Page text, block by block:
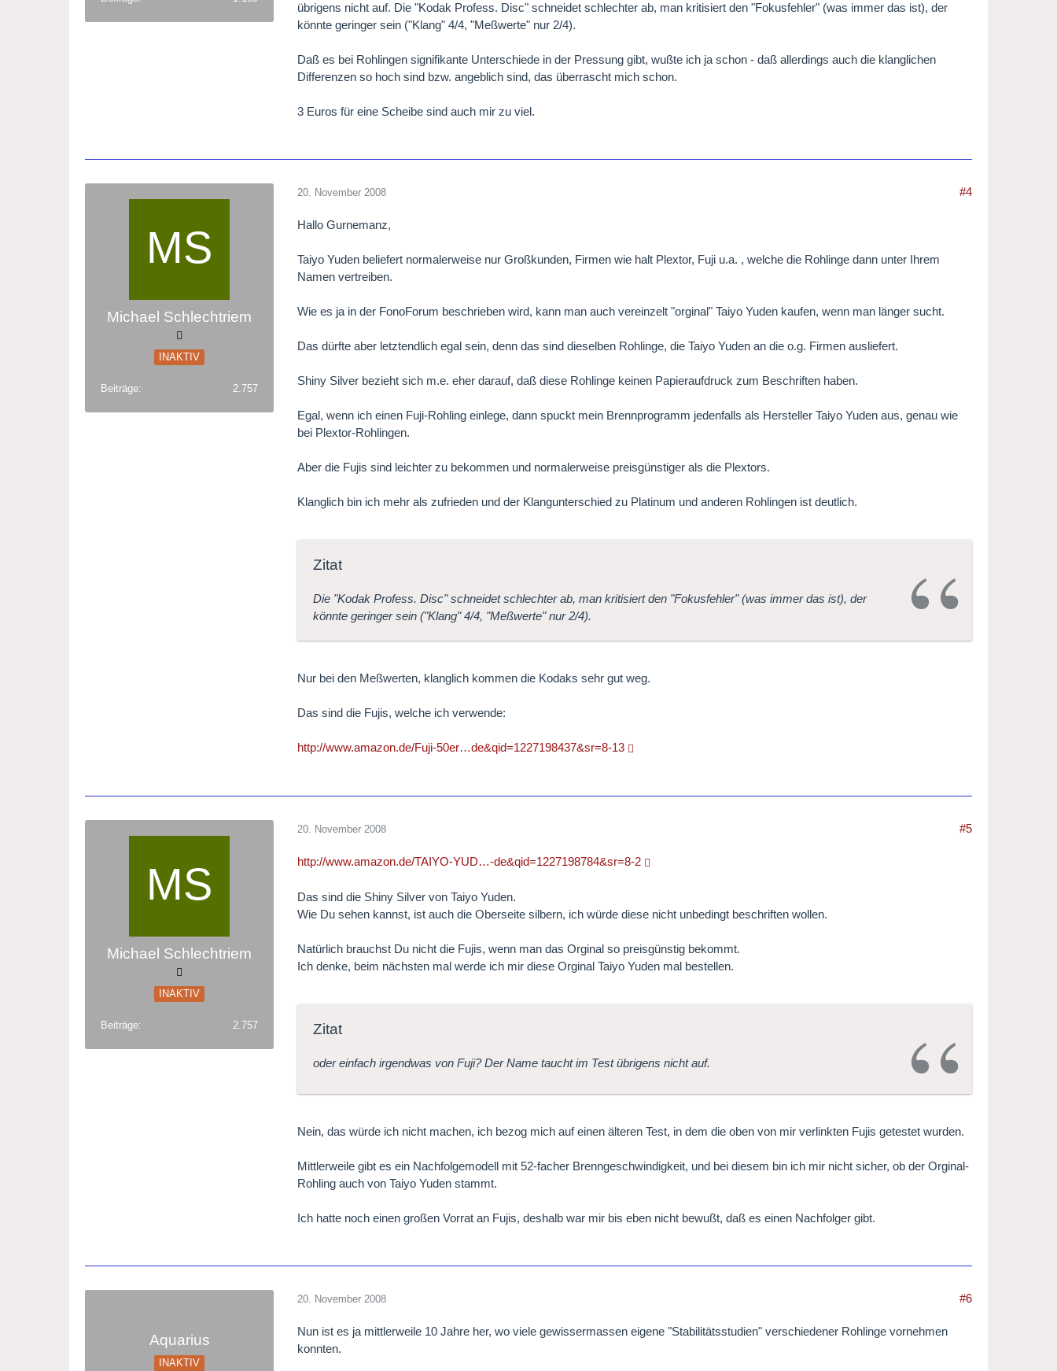
übrigens nicht auf. Die "Kodak Profess. Disc" schneidet schlechter ab, man kritisiert den "Fokusfehler" (was immer das ist), der
könnte geringer sein ("Klang" 4/4, "Meßwerte" nur 2/4).
Daß es bei Rohlingen signifikante Unterschiede in der Pressung gibt, wußte ich ja schon - daß allerdings auch die klanglichen
Differenzen so hoch sind bzw. angeblich sind, das überrascht mich schon.
3 Euros für eine Scheibe sind auch mir zu viel.
Michael Schlechtriem
INAKTIV
Beiträge 2.757
20. November 2008 #4
Hallo Gurnemanz,
Taiyo Yuden beliefert normalerweise nur Großkunden, Firmen wie halt Plextor, Fuji u.a. , welche die Rohlinge dann unter Ihrem
Namen vertreiben.
Wie es ja in der FonoForum beschrieben wird, kann man auch vereinzelt "orginal" Taiyo Yuden kaufen, wenn man länger sucht.
Das dürfte aber letztendlich egal sein, denn das sind dieselben Rohlinge, die Taiyo Yuden an die o.g. Firmen ausliefert.
Shiny Silver bezieht sich m.e. eher darauf, daß diese Rohlinge keinen Papieraufdruck zum Beschriften haben.
Egal, wenn ich einen Fuji-Rohling einlege, dann spuckt mein Brennprogramm jedenfalls als Hersteller Taiyo Yuden aus, genau wie
bei Plextor-Rohlingen.
Aber die Fujis sind leichter zu bekommen und normalerweise preisgünstiger als die Plextors.
Klanglich bin ich mehr als zufrieden und der Klangunterschied zu Platinum und anderen Rohlingen ist deutlich.
Zitat
Die "Kodak Profess. Disc" schneidet schlechter ab, man kritisiert den "Fokusfehler" (was immer das ist), der
könnte geringer sein ("Klang" 4/4, "Meßwerte" nur 2/4).
Nur bei den Meßwerten, klanglich kommen die Kodaks sehr gut weg.
Das sind die Fujis, welche ich verwende:
http://www.amazon.de/Fuji-50er…de&qid=1227198437&sr=8-13
Michael Schlechtriem
INAKTIV
Beiträge 2.757
20. November 2008 #5
http://www.amazon.de/TAIYO-YUD…-de&qid=1227198784&sr=8-2
Das sind die Shiny Silver von Taiyo Yuden.
Wie Du sehen kannst, ist auch die Oberseite silbern, ich würde diese nicht unbedingt beschriften wollen.
Natürlich brauchst Du nicht die Fujis, wenn man das Orginal so preisgünstig bekommt.
Ich denke, beim nächsten mal werde ich mir diese Orginal Taiyo Yuden mal bestellen.
Zitat
oder einfach irgendwas von Fuji? Der Name taucht im Test übrigens nicht auf.
Nein, das würde ich nicht machen, ich bezog mich auf einen älteren Test, in dem die oben von mir verlinkten Fujis getestet wurden.
Mittlerweile gibt es ein Nachfolgemodell mit 52-facher Brenngeschwindigkeit, und bei diesem bin ich mir nicht sicher, ob der Orginal-
Rohling auch von Taiyo Yuden stammt.
Ich hatte noch einen großen Vorrat an Fujis, deshalb war mir bis eben nicht bewußt, daß es einen Nachfolger gibt.
Aquarius
INAKTIV
20. November 2008 #6
Nun ist es ja mittlerweile 10 Jahre her, wo viele gewissermassen eigene "Stabilitätsstudien" verschiedener Rohlinge vornehmen
konnten.